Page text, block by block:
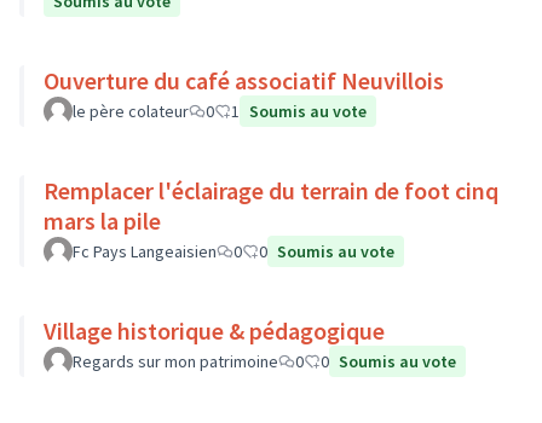
Ouverture du café associatif Neuvillois
le père colateur 0 1 Soumis au vote
Remplacer l'éclairage du terrain de foot cinq
mars la pile
Fc Pays Langeaisien 0 0 Soumis au vote
Village historique & pédagogique
Regards sur mon patrimoine 0 0 Soumis au vote